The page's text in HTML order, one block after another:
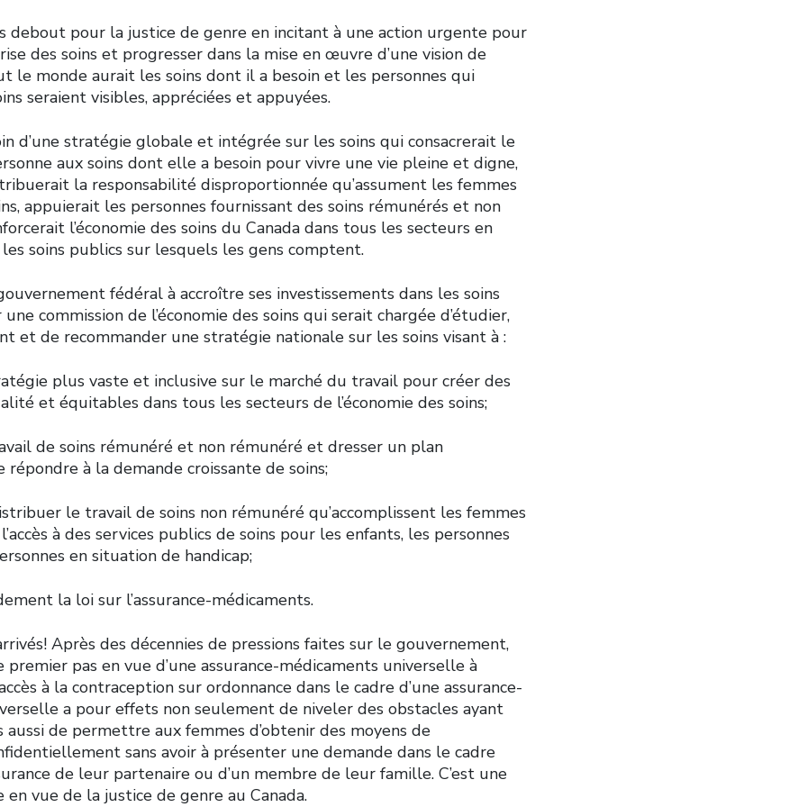
debout pour la justice de genre en incitant à une action urgente pour
des soins et progresser dans la mise en œuvre d’une vision de
le monde aurait les soins dont il a besoin et les personnes qui
seraient visibles, appréciées et appuyées.
d’une stratégie globale et intégrée sur les soins qui consacrerait le
aux soins dont elle a besoin pour vivre une vie pleine et digne,
la responsabilité disproportionnée qu’assument les femmes
appuierait les personnes fournissant des soins rémunérés et non
l’économie des soins du Canada dans tous les secteurs en
soins publics sur lesquels les gens comptent.
fédéral à accroître ses investissements dans les soins
commission de l’économie des soins qui serait chargée d’étudier,
et de recommander une stratégie nationale sur les soins visant à :
plus vaste et inclusive sur le marché du travail pour créer des
et équitables dans tous les secteurs de l’économie des soins;
de soins rémunéré et non rémunéré et dresser un plan
à la demande croissante de soins;
le travail de soins non rémunéré qu’accomplissent les femmes
à des services publics de soins pour les enfants, les personnes
en situation de handicap;
la loi sur l’assurance-médicaments.
Après des décennies de pressions faites sur le gouvernement,
premier pas en vue d’une assurance-médicaments universelle à
à la contraception sur ordonnance dans le cadre d’une assurance-
a pour effets non seulement de niveler des obstacles ayant
de permettre aux femmes d’obtenir des moyens de
sans avoir à présenter une demande dans le cadre
de leur partenaire ou d’un membre de leur famille. C’est une
vue de la justice de genre au Canada.